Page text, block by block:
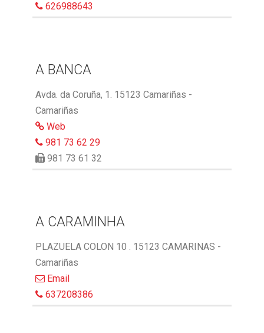
626988643
A BANCA
Avda. da Coruña, 1. 15123 Camariñas -
Camariñas
Web
981 73 62 29
981 73 61 32
A CARAMINHA
PLAZUELA COLON 10 . 15123 CAMARINAS -
Camariñas
Email
637208386